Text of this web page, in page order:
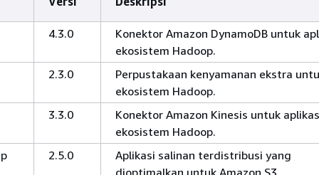
4.3.0
Konektor Amazon DynamoDB untuk
ekosistem Hadoop.
2.3.0
Perpustakaan kenyamanan ekstra
ekosistem Hadoop.
3.3.0
Konektor Amazon Kinesis untuk
ekosistem Hadoop.
2.5.0
Aplikasi salinan terdistribusi yang
dioptimalkan untuk Amazon S3.